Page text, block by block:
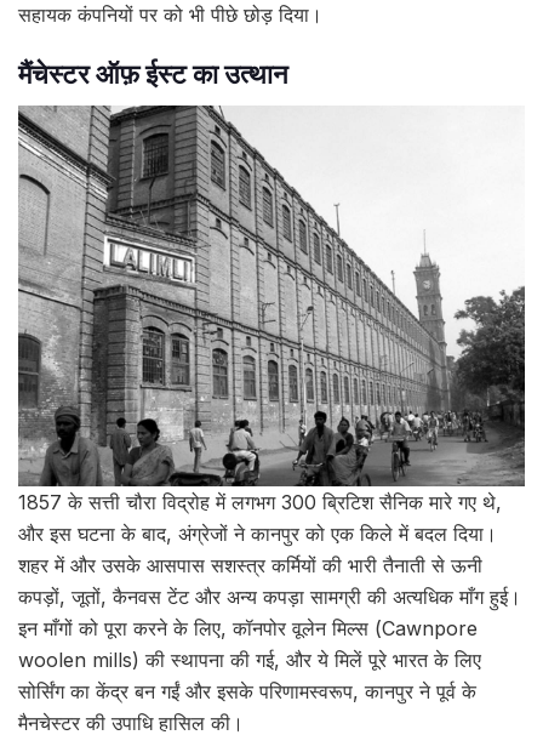
सहायक कंपनियों पर को भी पीछे छोड़ दिया।
मैंचेस्टर ऑफ़ ईस्ट का उत्थान
1857 के सत्ती चौरा विद्रोह में लगभग 300 ब्रिटिश सैनिक मारे गए थे,
और इस घटना के बाद, अंग्रेजों ने कानपुर को एक किले में बदल दिया।
शहर में और उसके आसपास सशस्त्र कर्मियों की भारी तैनाती से ऊनी
कपड़ों, जूतों, कैनवस टेंट और अन्य कपड़ा सामग्री की अत्यधिक माँग हुई।
इन माँगों को पूरा करने के लिए, कॉनपोर वूलेन मिल्स (Cawnpore
woolen mills) की स्थापना की गई, और ये मिलें पूरे भारत के लिए
सोर्सिंग का केंद्र बन गईं और इसके परिणामस्वरूप, कानपुर ने पूर्व के
मैनचेस्टर की उपाधि हासिल की।